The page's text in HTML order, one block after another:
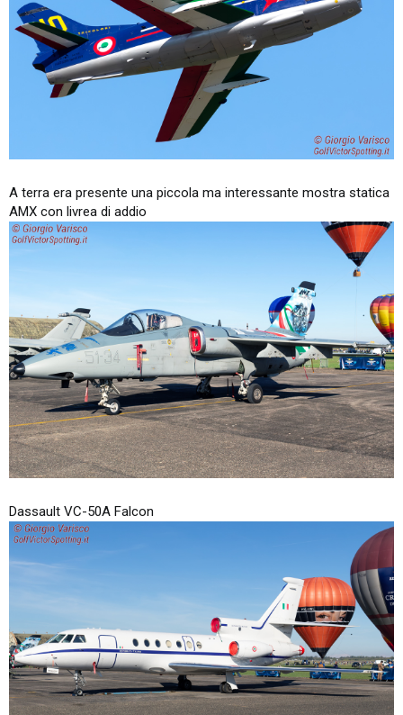
A terra era presente una piccola ma interessante mostra statica
AMX con livrea di addio
Dassault VC-50A Falcon